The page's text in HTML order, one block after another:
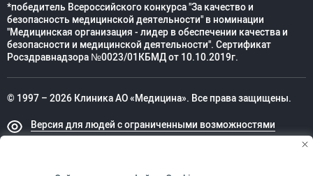
*победитель Всероссийского конкурса "За качество и
безопасность медицинской деятельности" в номинации
"Медицинская организация - лидер в обеспечении качества и
безопасности и медицинской деятельности". Сертификат
Росздравнадзора №0023/01КБМД от 10.10.2019г.
© 1997 – 2026 Клиника АО «Медицина». Все права защищены.
Версия для людей с ограниченными возможностями